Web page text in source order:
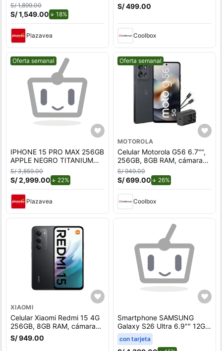
ROM Titanio - 6580mAh
S/ 1,899.00
S/ 1,549.00 18%
Plazavea
cámara trasera 64MP y
frontal 16MP, 6.6"", negro
S/ 499.00
Coolbox
Mejor precio.
Oferta semanal
IPHONE 15 PRO MAX 256GB
APPLE NEGRO TITANIUM
REACONDICIONADO
S/ 3,859.00
S/ 2,999.00 22%
Plazavea
Mejor precio.
Oferta semanal
MOTOROLA
Celular Motorola G56 6.7"",
256GB, 8GB RAM, cámara
trasera 50MP y frontal
32MP, azul marino
S/ 949.00
S/ 699.00 26%de descuento.
Coolbox
XIAOMI
Celular Xiaomi Redmi 15 4G
256GB, 8GB RAM, cámara
trasera 50 MP y frontal 8MP,
6.9"", negro
S/ 949.00
Smartphone SAMSUNG
Galaxy S26 Ultra 6.9"" 12GB
512GB 200MP Black
con tarjeta